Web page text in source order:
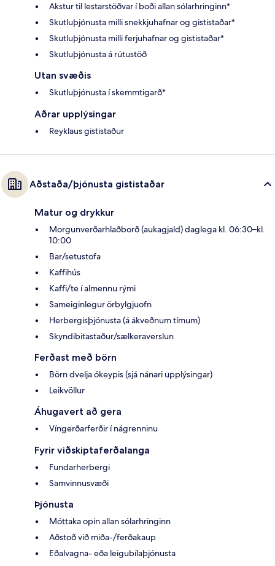
Akstur til lestarstöðvar í boði allan sólarhringinn*
Skutluþjónusta milli snekkjuhafnar og gististaðar*
Skutluþjónusta milli ferjuhafnar og gististaðar*
Skutluþjónusta á rútustöð
Utan svæðis
Skutluþjónusta í skemmtigarð*
Aðrar upplýsingar
Reyklaus gististaður
Aðstaða/þjónusta gististaðar
Matur og drykkur
Morgunverðarhlaðborð (aukagjald) daglega kl. 06:30–kl.
10:00
Bar/setustofa
Kaffihús
Kaffi/te í almennu rými
Sameiginlegur örbylgjuofn
Herbergisþjónusta (á ákveðnum tímum)
Skyndibitastaður/sælkeraverslun
Ferðast með börn
Börn dvelja ókeypis (sjá nánari upplýsingar)
Leikvöllur
Áhugavert að gera
Víngerðarferðir í nágrenninu
Fyrir viðskiptaferðalanga
Fundarherbergi
Samvinnusvæði
Þjónusta
Móttaka opin allan sólarhringinn
Aðstoð við miða-/ferðakaup
Eðalvagna- eða leigubílaþjónusta